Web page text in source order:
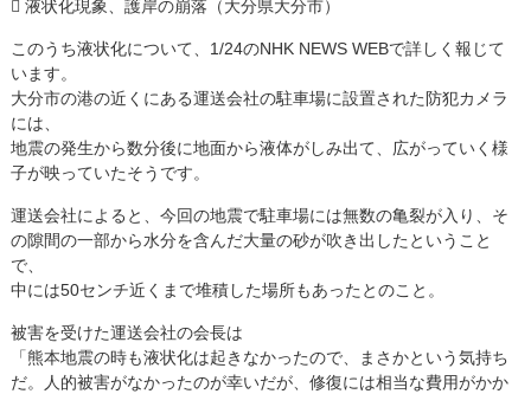
 液状化現象、護岸の崩落（大分県大分市）
このうち液状化について、1/24のNHK NEWS WEBで詳しく報じて
います。
大分市の港の近くにある運送会社の駐車場に設置された防犯カメラ
には、
地震の発生から数分後に地面から液体がしみ出て、広がっていく様
子が映っていたそうです。
運送会社によると、今回の地震で駐車場には無数の亀裂が入り、そ
の隙間の一部から水分を含んだ大量の砂が吹き出したということ
で、
中には50センチ近くまで堆積した場所もあったとのこと。
被害を受けた運送会社の会長は
「熊本地震の時も液状化は起きなかったので、まさかという気持ち
だ。人的被害がなかったのが幸いだが、修復には相当な費用がかか